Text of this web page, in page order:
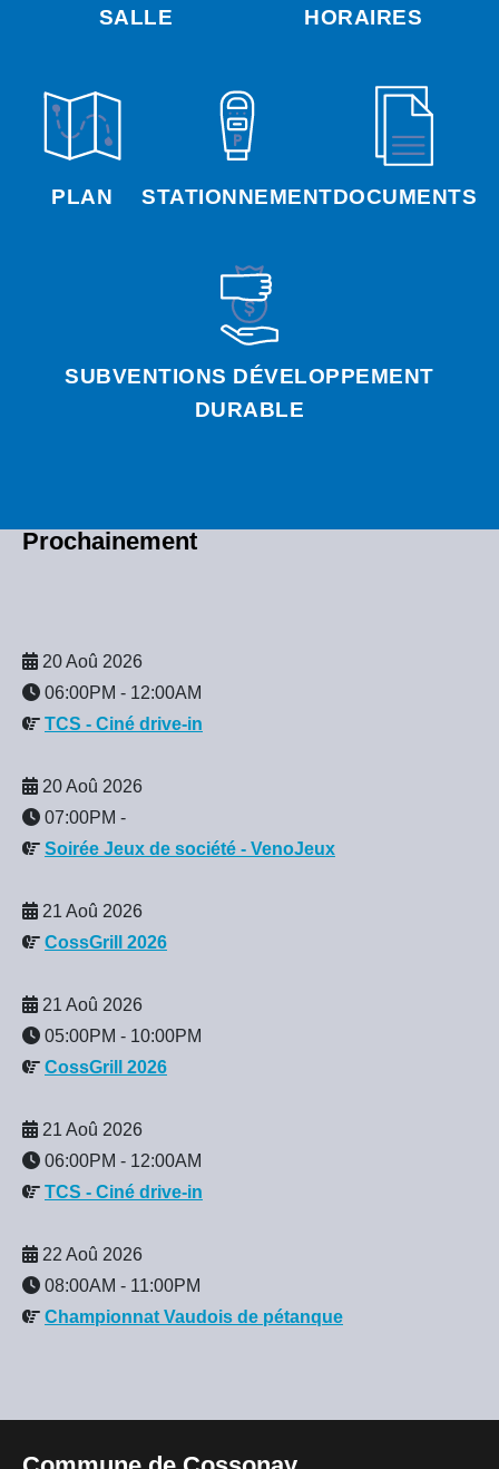
SALLE
HORAIRES
PLAN STATIONNEMENTDOCUMENTS
SUBVENTIONS DÉVELOPPEMENT
DURABLE
Prochainement
20 Aoû 2026
06:00PM - 12:00AM
TCS - Ciné drive-in
20 Aoû 2026
07:00PM -
Soirée Jeux de société - VenoJeux
21 Aoû 2026
CossGrill 2026
21 Aoû 2026
05:00PM - 10:00PM
CossGrill 2026
21 Aoû 2026
06:00PM - 12:00AM
TCS - Ciné drive-in
22 Aoû 2026
08:00AM - 11:00PM
Championnat Vaudois de pétanque